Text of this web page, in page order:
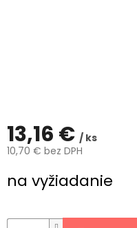
13,16 € / ks
10,70 € bez DPH
cena:
na vyžiadanie